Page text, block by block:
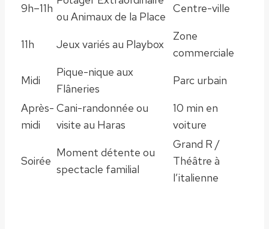
9h–11h
ou Animaux de la Place
Centre-ville
11h Jeux variés au Playbox
Zone
commerciale
Midi
Pique-nique aux
Flâneries
Parc urbain
Après-
midi
Cani-randonnée ou
visite au Haras
10 min en
voiture
Soirée
Moment détente ou
spectacle familial
Grand R /
Théâtre à
l’italienne